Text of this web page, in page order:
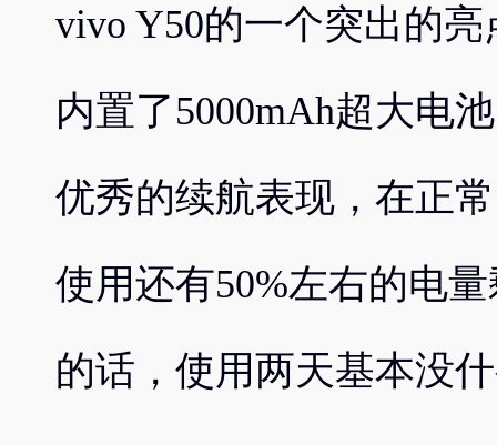
vivo Y50的一个突出的
内置了5000mAh超大电
优秀的续航表现，在正
使用还有50%左右的电
的话，使用两天基本没